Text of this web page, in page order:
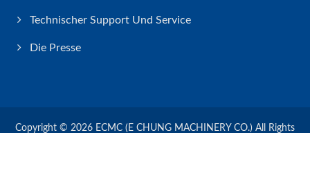
Technischer Support Und Service
Die Presse
Copyright © 2026 ECMC (E CHUNG MACHINERY CO.) All Rights